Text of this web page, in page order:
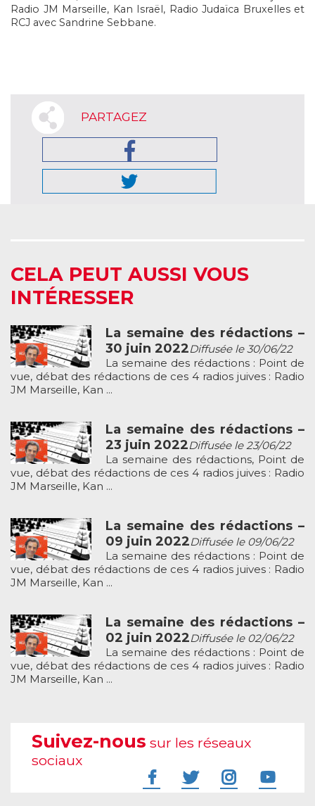
Radio JM Marseille, Kan Israël, Radio Judaïca Bruxelles et
RCJ avec Sandrine Sebbane.
PARTAGEZ
CELA PEUT AUSSI VOUS
INTÉRESSER
La semaine des rédactions –
30 juin 2022Diffusée le 30/06/22
La semaine des rédactions : Point de
vue, débat des rédactions de ces 4 radios juives : Radio
JM Marseille, Kan ...
La semaine des rédactions –
23 juin 2022Diffusée le 23/06/22
La semaine des rédactions, Point de
vue, débat des rédactions de ces 4 radios juives : Radio
JM Marseille, Kan ...
La semaine des rédactions –
09 juin 2022Diffusée le 09/06/22
La semaine des rédactions : Point de
vue, débat des rédactions de ces 4 radios juives : Radio
JM Marseille, Kan ...
La semaine des rédactions –
02 juin 2022Diffusée le 02/06/22
La semaine des rédactions : Point de
vue, débat des rédactions de ces 4 radios juives : Radio
JM Marseille, Kan ...
Suivez-nous sur les réseaux
sociaux